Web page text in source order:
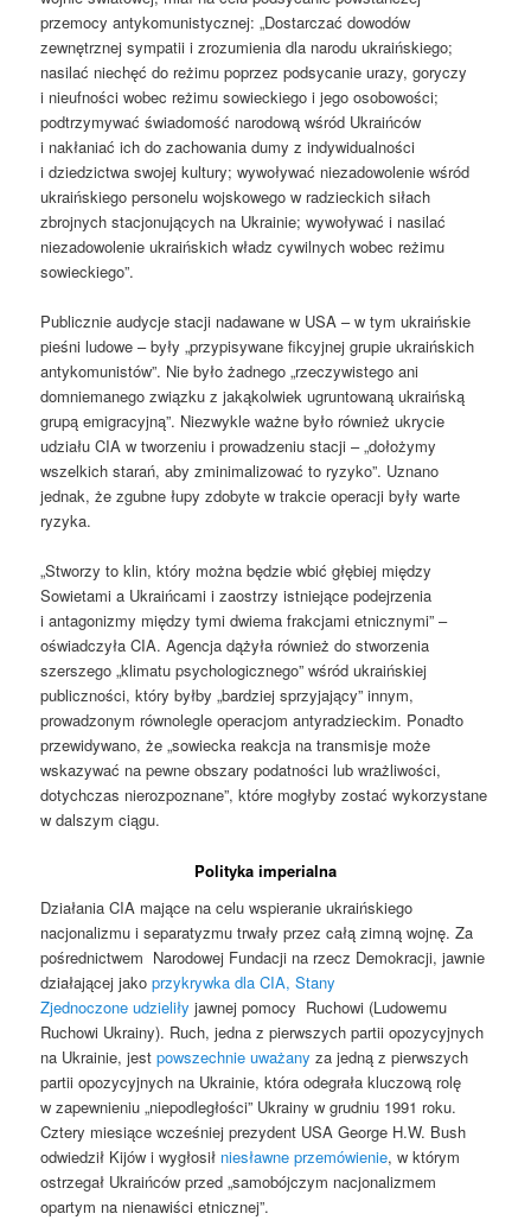
przemocy antykomunistycznej: „Dostarczać dowodów
zewnętrznej sympatii i zrozumienia dla narodu ukraińskiego;
nasilać niechęć do reżimu poprzez podsycanie urazy, goryczy
i nieufności wobec reżimu sowieckiego i jego osobowości;
podtrzymywać świadomość narodową wśród Ukraińców
i nakłaniać ich do zachowania dumy z indywidualności
i dziedzictwa swojej kultury; wywoływać niezadowolenie wśród
ukraińskiego personelu wojskowego w radzieckich siłach
zbrojnych stacjonujących na Ukrainie; wywoływać i nasilać
niezadowolenie ukraińskich władz cywilnych wobec reżimu
sowieckiego”.
Publicznie audycje stacji nadawane w USA – w tym ukraińskie
pieśni ludowe – były „przypisywane fikcyjnej grupie ukraińskich
antykomunistów”. Nie było żadnego „rzeczywistego ani
domniemanego związku z jakąkolwiek ugruntowaną ukraińską
grupą emigracyjną”. Niezwykle ważne było również ukrycie
udziału CIA w tworzeniu i prowadzeniu stacji – „dołożymy
wszelkich starań, aby zminimalizować to ryzyko”. Uznano
jednak, że zgubne łupy zdobyte w trakcie operacji były warte
ryzyka.
„Stworzy to klin, który można będzie wbić głębiej między
Sowietami a Ukraińcami i zaostrzy istniejące podejrzenia
i antagonizmy między tymi dwiema frakcjami etnicznymi” –
oświadczyła CIA. Agencja dążyła również do stworzenia
szerszego „klimatu psychologicznego” wśród ukraińskiej
publiczności, który byłby „bardziej sprzyjający” innym,
prowadzonym równolegle operacjom antyradzieckim. Ponadto
przewidywano, że „sowiecka reakcja na transmisje może
wskazywać na pewne obszary podatności lub wrażliwości,
dotychczas nierozpoznane”, które mogłyby zostać wykorzystane
w dalszym ciągu.
Polityka imperialna
Działania CIA mające na celu wspieranie ukraińskiego
nacjonalizmu i separatyzmu trwały przez całą zimną wojnę. Za
pośrednictwem Narodowej Fundacji na rzecz Demokracji, jawnie
działającej jakoprzykrywka dla CIA, Stany
Zjednoczoneudzieliły jawnej pomocy Ruchowi (Ludowemu
Ruchowi Ukrainy). Ruch, jedna z pierwszych partii opozycyjnych
na Ukrainie, jestpowszechnie uważany za jedną z pierwszych
partii opozycyjnych na Ukrainie, która odegrała kluczową rolę
w zapewnieniu „niepodległości” Ukrainy w grudniu 1991 roku.
Cztery miesiące wcześniej prezydent USA George H.W. Bush
odwiedził Kijów i wygłosił niesławne przemówienie, w którym
ostrzegał Ukraińców przed „samobójczym nacjonalizmem
opartym na nienawiści etnicznej”.